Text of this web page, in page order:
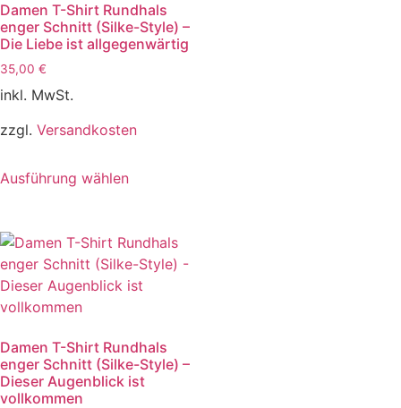
Damen T-Shirt Rundhals
enger Schnitt (Silke-Style) –
Die Liebe ist allgegenwärtig
35,00 €
inkl. MwSt.
zzgl. Versandkosten
Ausführung wählen
Damen T-Shirt Rundhals
enger Schnitt (Silke-Style) –
Dieser Augenblick ist
vollkommen